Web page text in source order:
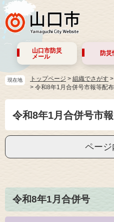
山口市防災
メール
防災
現在地 トップページ > 組織でさがす >
> 令和8年1月合併号市報等配
令和8年1月合併号市
ページ
令和8年1月合併号